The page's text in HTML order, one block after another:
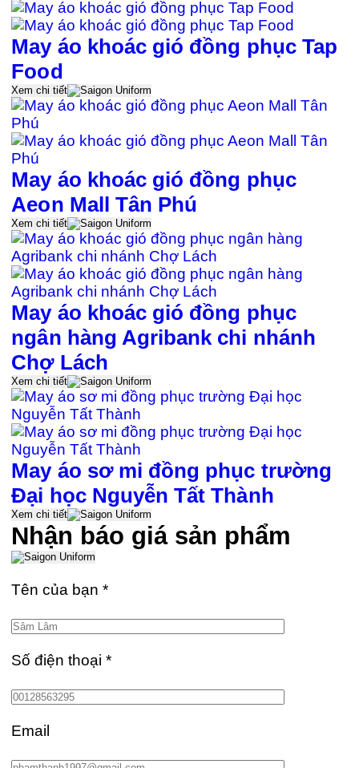
May áo khoác gió đồng phục Tap
Food
Xem chi tiết
May áo khoác gió đồng phục
Aeon Mall Tân Phú
Xem chi tiết
May áo khoác gió đồng phục
ngân hàng Agribank chi nhánh
Chợ Lách
Xem chi tiết
May áo sơ mi đồng phục trường
Đại học Nguyễn Tất Thành
Xem chi tiết
Nhận báo giá sản phẩm
Tên của bạn*
Số điện thoại*
Email